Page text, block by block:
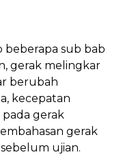
sub bab
gerak melingkar
berubah
kecepatan
gerak
gerak
ujian.